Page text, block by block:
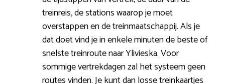
treinreis, de stations waarop je moet
overstappen en de treinmaatschappij. Als je
dat doet vind je in enkele minuten de beste of
snelste treinroute naar Ylivieska. Voor
sommige vertrekdagen zal het systeem geen
routes vinden. Je kunt dan losse treinkaartjes